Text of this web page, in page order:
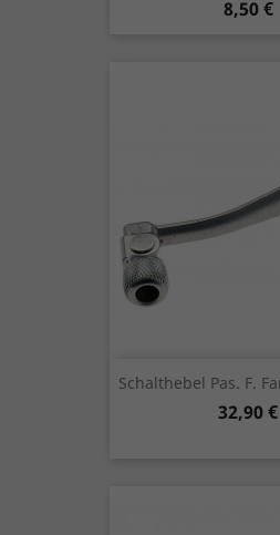
Preis
8,50 €
Schalthebel Pas. F.
Preis
32,90 €